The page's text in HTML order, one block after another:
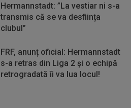
Hermannstadt: ”La vestiar ni s-a
transmis că se va desființa
clubul”
FRF, anunț oficial: Hermannstadt
s-a retras din Liga 2 și o echipă
retrogradată îi va lua locul!